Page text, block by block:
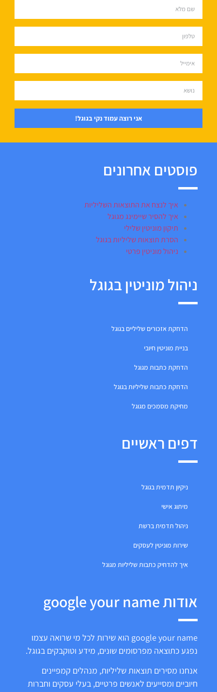
אני רוצה עמוד נקי בגוגל!
פוסטים אחרונים
איך לנצח את התוצאות השליליות
איך להסיר שיימינג מגוגל
תיקון מוניטין שלילי
הסרת תוצאות שליליות בגוגל
ניהול מוניטין פרטי
ניהול מוניטין בגוגל
הדחקת אזכורים שליליים בגוגל
בניית מוניטין חיובי
הדחקת כתבות מגוגל
הדחקת כתבות שליליות בגוגל
מחיקת מסמכים מגוגל
דפים ראשיים
ניקיון תדמית בגוגל
מיתוג אישי
ניהול תדמית ברשת
שירות מוניטין לעסקים
איך להדחיק כתבות שליליות מגוגל
אודות google your name
google your name הוא שירות לכל מי שרואה עצמו
נפגע כתוצאה מפרסומים שונים, מידע וטוקבקים בגוגל.
אנחנו מסירים תוצאות שליליות, מנהלים קמפיינים
חיוביים ומסייעים לאנשים פרטיים, בעלי עסקים וחברות